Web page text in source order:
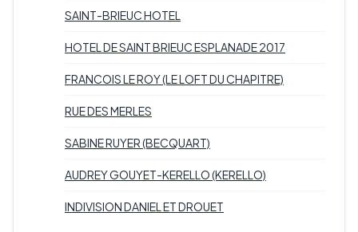
SAINT-BRIEUC HOTEL
HOTEL DE SAINT BRIEUC ESPLANADE 2017
FRANCOIS LE ROY (LE LOFT DU CHAPITRE)
RUE DES MERLES
SABINE RUYER (BECQUART)
AUDREY GOUYET-KERELLO (KERELLO)
INDIVISION DANIEL ET DROUET